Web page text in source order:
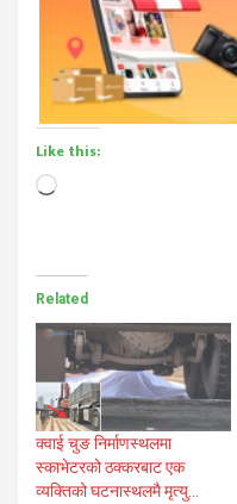
Like this:
Loading…
Related
क्वाई चुङ निर्माणस्थलमा
स्काभेटरको ठक्करबाट एक
व्यक्तिको घटनास्थलमै मृत्यु…